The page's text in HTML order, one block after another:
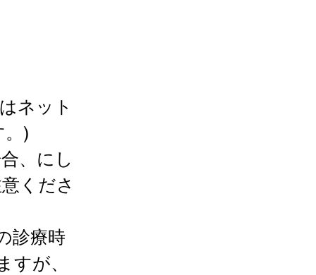
ネット
。)
、にし
くださ
診療時
すが、